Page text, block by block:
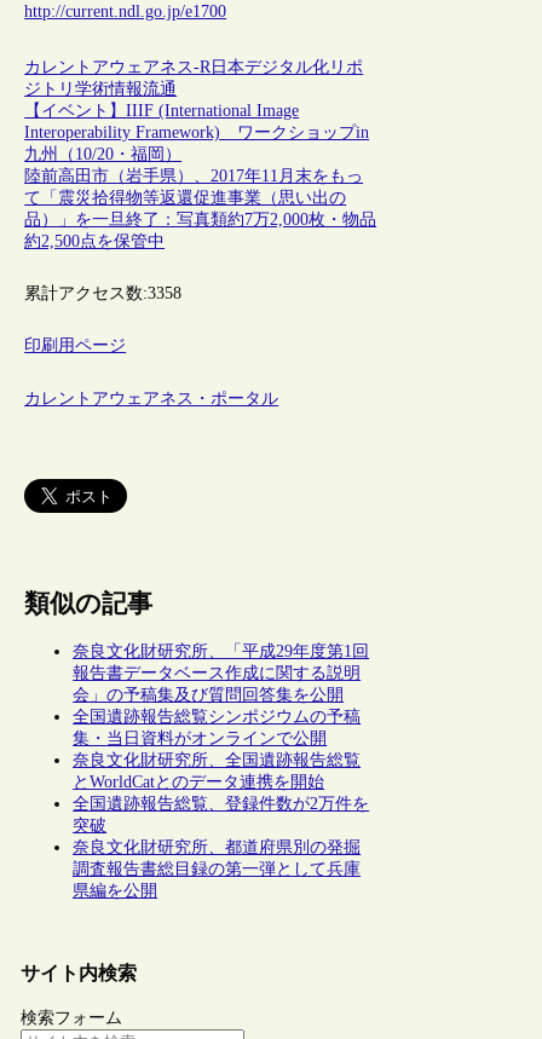
http://current.ndl.go.jp/e1700
カレントアウェアネス-R日本デジタル化 リポ
ジトリ学術情報流通
【イベント】IIIF (International Image
Interoperability Framework) ワークショップin
九州（10/20・福岡）
陸前高田市（岩手県）、2017年11月末をもっ
て「震災拾得物等返還促進事業（思い出の
品）」を一旦終了：写真類約7万2,000枚・物品
約2,500点を保管中
累計アクセス数:3358
印刷用ページ
カレントアウェアネス・ポータル
類似の記事
奈良文化財研究所、「平成29年度第1回
報告書データベース作成に関する説明
会」の予稿集及び質問回答集を公開
全国遺跡報告総覧シンポジウムの予稿
集・当日資料がオンラインで公開
奈良文化財研究所、全国遺跡報告総覧
とWorldCatとのデータ連携を開始
全国遺跡報告総覧、登録件数が2万件を
突破
奈良文化財研究所、都道府県別の発掘
調査報告書総目録の第一弾として兵庫
県編を公開
サイト内検索
検索フォーム